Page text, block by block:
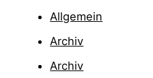
Allgemein
Archiv
Archiv